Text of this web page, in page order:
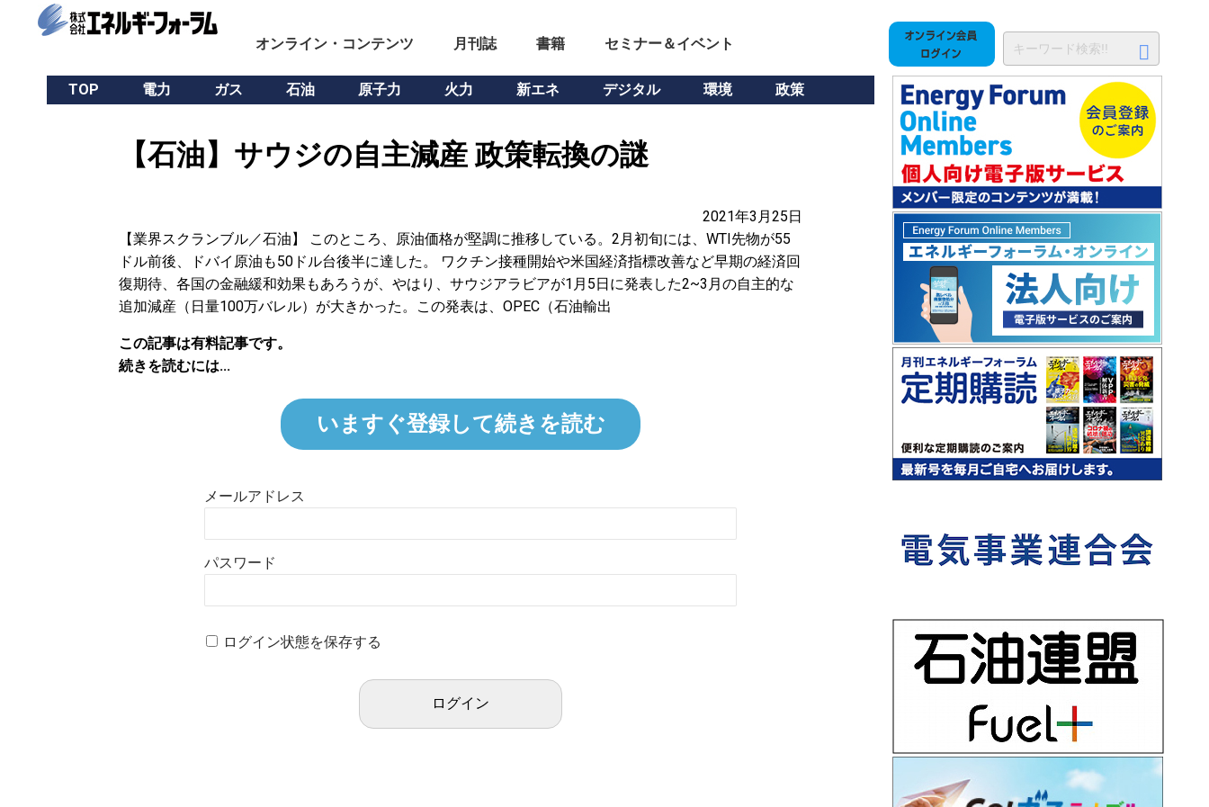
オンライン・コンテンツ 月刊誌 書籍 セミナー＆イベント
TOP 電力 ガス 石油 原子力 火力 新エネ デジタル 環境 政策
【石油】サウジの自主減産 政策転換の謎
2021年3月25日
【業界スクランブル／石油】 このところ、原油価格が堅調に推移している。2月初旬には、WTI先物が55
ドル前後、ドバイ原油も50ドル台後半に達した。 ワクチン接種開始や米国経済指標改善など早期の経済回
復期待、各国の金融緩和効果もあろうが、やはり、サウジアラビアが1月5日に発表した2~3月の自主的な
追加減産（日量100万バレル）が大きかった。この発表は、OPEC（石油輸出
この記事は有料記事です。
続きを読むには...
いますぐ登録して続きを読む
メールアドレス
パスワード
ログイン状態を保存する